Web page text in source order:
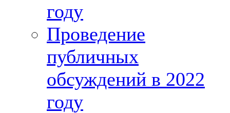
году
Проведение
публичных
обсуждений в 2022
году